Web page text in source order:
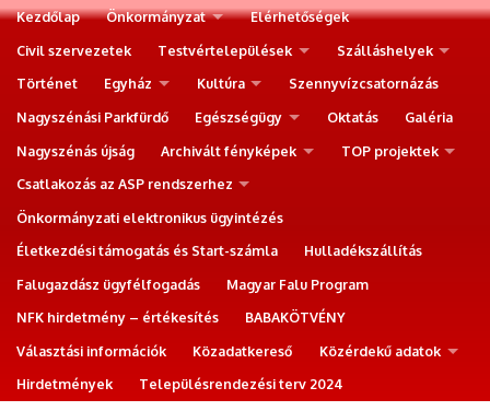
Kezdőlap Önkormányzat
Elérhetőségek
Civil szervezetek
Testvértelepülések
Szálláshelyek
Történet
Egyház Kultúra
Szennyvízcsatornázás
Nagyszénási Parkfürdő
Egészségügy Oktatás
Galéria
Nagyszénás újság
Archivált fényképek
TOP projektek
Csatlakozás az ASP rendszerhez
Önkormányzati elektronikus ügyintézés
Életkezdési támogatás és Start-számla
Hulladékszállítás
Falugazdász ügyfélfogadás
Magyar Falu Program
NFK hirdetmény – értékesítés
BABAKÖTVÉNY
Választási információk
Közadatkereső
Közérdekű adatok
Hirdetmények
Településrendezési terv 2024